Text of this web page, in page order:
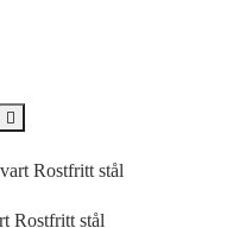

Rostfritt stål